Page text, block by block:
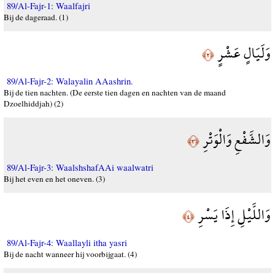
89/Al-Fajr-1: Waalfajri
Bij de dageraad. (1)
وَلَيَالٍ عَشْرٍ﴿٢﴾
89/Al-Fajr-2: Walayalin AAashrin.
Bij de tien nachten. (De eerste tien dagen en nachten van de maand
Dzoelhiddjah) (2)
وَالشَّفْعِ وَالْوَتْرِ﴿٣﴾
89/Al-Fajr-3: WaalshshafAAi waalwatri
Bij het even en het oneven. (3)
وَاللَّيْلِ إِذَا يَسْرِ﴿٤﴾
89/Al-Fajr-4: Waallayli itha yasri
Bij de nacht wanneer hij voorbijgaat. (4)